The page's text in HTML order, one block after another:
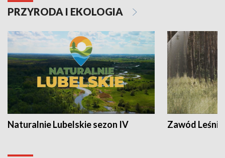
PRZYRODA I EKOLOGIA
Naturalnie Lubelskie sezon IV Zawód Leśnik